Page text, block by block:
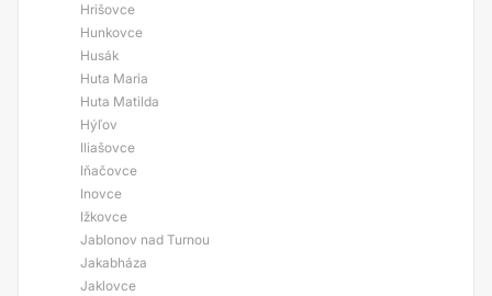
Hrišovce
Hunkovce
Husák
Huta Maria
Huta Matilda
Hýľov
Iliašovce
Iňačovce
Inovce
Ižkovce
Jablonov nad Turnou
Jakabháza
Jaklovce